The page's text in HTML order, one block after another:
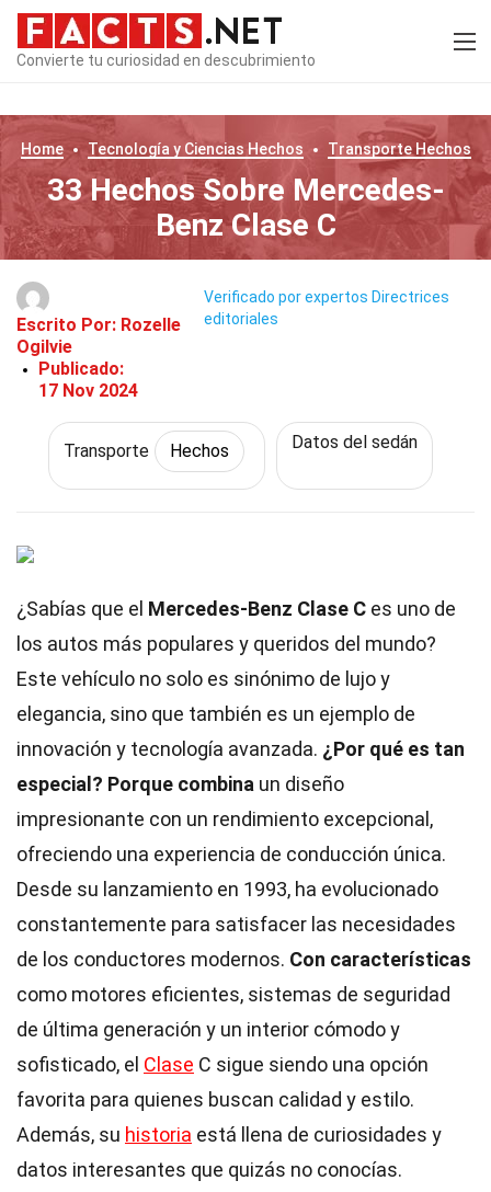
Convierte tu curiosidad en descubrimiento
Home Tecnología y Ciencias Hechos TransporteHechos
33 Hechos Sobre Mercedes-
Benz Clase C
Escrito Por: Rozelle
Ogilvie
Publicado:
17 Nov 2024
Verificado por expertos Directrices
editoriales
Transporte Hechos Datos del sedán
¿Sabías que el Mercedes-Benz Clase C es uno de
los autos más populares y queridos del mundo?
Este vehículo no solo es sinónimo de lujo y
elegancia, sino que también es un ejemplo de
innovación y tecnología avanzada. ¿Por qué es tan
especial? Porque combina un diseño
impresionante con un rendimiento excepcional,
ofreciendo una experiencia de conducción única.
Desde su lanzamiento en 1993, ha evolucionado
constantemente para satisfacer las necesidades
de los conductores modernos. Con características
como motores eficientes, sistemas de seguridad
de última generación y un interior cómodo y
sofisticado, el Clase C sigue siendo una opción
favorita para quienes buscan calidad y estilo.
Además, su historia está llena de curiosidades y
datos interesantes que quizás no conocías.